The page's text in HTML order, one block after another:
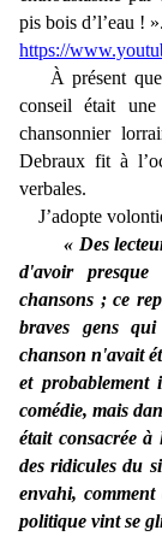
pis bois d’l’eau !
https://
À présent
conseil était
chansonnier
Debraux fit à
verbales.
J’adopte
« Des lecteurs
d'avoir
chansons ; ce
braves gens
chanson n'avait
et
comédie, mais
était consacrée à
des ridicules du
envahi,
politique vint se